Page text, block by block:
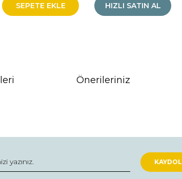
SEPETE EKLE HIZLI SATIN AL
Önerileriniz
KAYDOL